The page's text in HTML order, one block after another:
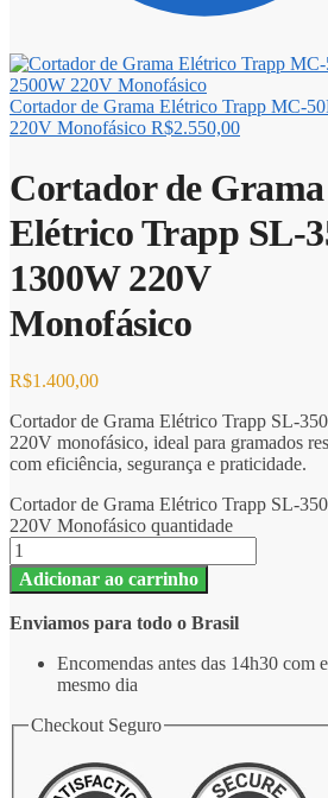
Cortador de Grama Elétrico Trapp MC-
220V Monofásico R$2.550,00
Cortador de Grama
Elétrico Trapp SL-
1300W 220V
Monofásico
R$1.400,00
Cortador de Grama Elétrico Trapp SL-
220V monofásico, ideal para gramados
com eficiência, segurança e praticidade.
Cortador de Grama Elétrico Trapp SL-
220V Monofásico quantidade
Adicionar ao carrinho
Enviamos para todo o Brasil
Encomendas antes das 14h30 com
mesmo dia
Checkout Seguro